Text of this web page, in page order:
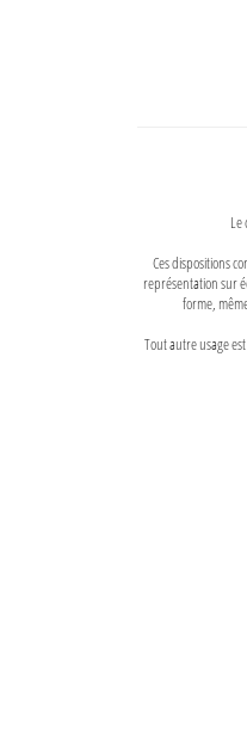
Ces dispositions
représentation sur
forme,
Tout autre usage